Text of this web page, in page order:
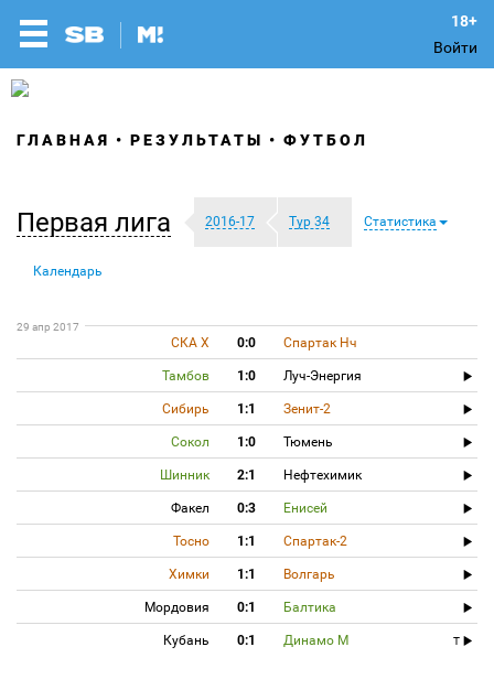
Войти
ГЛАВНАЯ РЕЗУЛЬТАТЫ ФУТБОЛ
Первая лига 2016-17 Тур 34 Статистика
Календарь
29 апр 2017
СКА Х 0:0 Спартак Нч
Тамбов 1:0 Луч-Энергия
Сибирь 1:1 Зенит-2
Сокол 1:0 Тюмень
Шинник 2:1 Нефтехимик
Факел 0:3 Енисей
Тосно 1:1 Спартак-2
Химки 1:1 Волгарь
Мордовия 0:1 Балтика
Кубань 0:1 Динамо М T